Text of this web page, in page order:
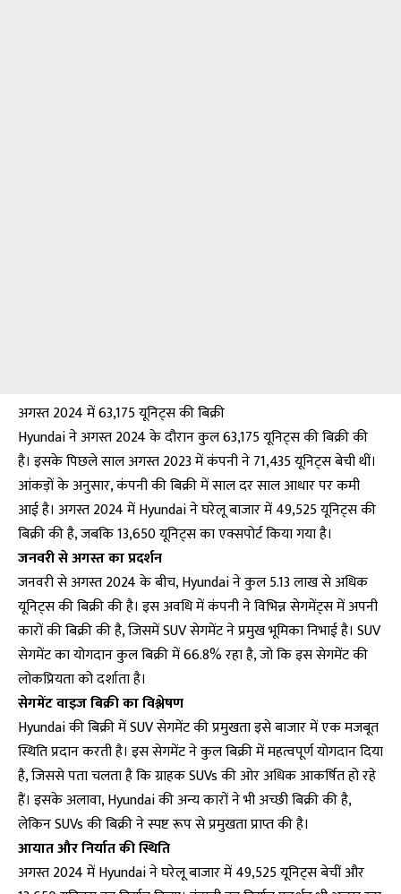
अगस्त 2024 में 63,175 यूनिट्स की बिक्री
Hyundai ने अगस्त 2024 के दौरान कुल 63,175 यूनिट्स की बिक्री की
है। इसके पिछले साल अगस्त 2023 में कंपनी ने 71,435 यूनिट्स बेची थीं।
आंकड़ों के अनुसार, कंपनी की बिक्री में साल दर साल आधार पर कमी
आई है। अगस्त 2024 में Hyundai ने घरेलू बाजार में 49,525 यूनिट्स की
बिक्री की है, जबकि 13,650 यूनिट्स का एक्सपोर्ट किया गया है।
जनवरी से अगस्त का प्रदर्शन
जनवरी से अगस्त 2024 के बीच, Hyundai ने कुल 5.13 लाख से अधिक
यूनिट्स की बिक्री की है। इस अवधि में कंपनी ने विभिन्न सेगमेंट्स में अपनी
कारों की बिक्री की है, जिसमें SUV सेगमेंट ने प्रमुख भूमिका निभाई है। SUV
सेगमेंट का योगदान कुल बिक्री में 66.8% रहा है, जो कि इस सेगमेंट की
लोकप्रियता को दर्शाता है।
सेगमेंट वाइज बिक्री का विश्लेषण
Hyundai की बिक्री में SUV सेगमेंट की प्रमुखता इसे बाजार में एक मजबूत
स्थिति प्रदान करती है। इस सेगमेंट ने कुल बिक्री में महत्वपूर्ण योगदान दिया
है, जिससे पता चलता है कि ग्राहक SUVs की ओर अधिक आकर्षित हो रहे
हैं। इसके अलावा, Hyundai की अन्य कारों ने भी अच्छी बिक्री की है,
लेकिन SUVs की बिक्री ने स्पष्ट रूप से प्रमुखता प्राप्त की है।
आयात और निर्यात की स्थिति
अगस्त 2024 में Hyundai ने घरेलू बाजार में 49,525 यूनिट्स बेचीं और